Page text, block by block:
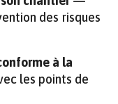
des risques
à la
les points de